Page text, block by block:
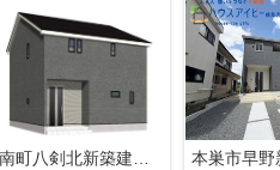
岐南町八剣北新築建売限定1邸！お車スペース3台可能！北小学校徒歩10分！インナーバルコニーのあるお家